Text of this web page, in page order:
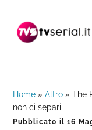
navigazione
contenuto
barra
Home »Altro »The
non ci separi
Pubblicato il16